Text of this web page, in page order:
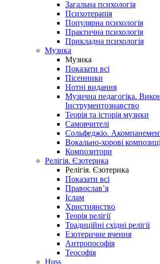
Загальна психологія
Психотерапія
Популярна психологія
Практична психологія
Прикладна психологія
Музика
Музика
Показати всі
Пісенники
Нотні видання
Музична педагогіка.
Інструментознавство
Теорія та історія музики
Самовчителі
Сольфеджіо.
Вокально-хорові
Композитори
Релігія. Єзотерика
Релігія. Єзотерика
Показати всі
Православ’я
Іслам
Християнство
Теорія релігії
Традиційні східні релігії
Езотеричне вчення
Антропософія
Теософія
Huss